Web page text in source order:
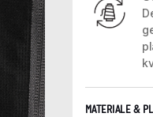
MATERIALE &